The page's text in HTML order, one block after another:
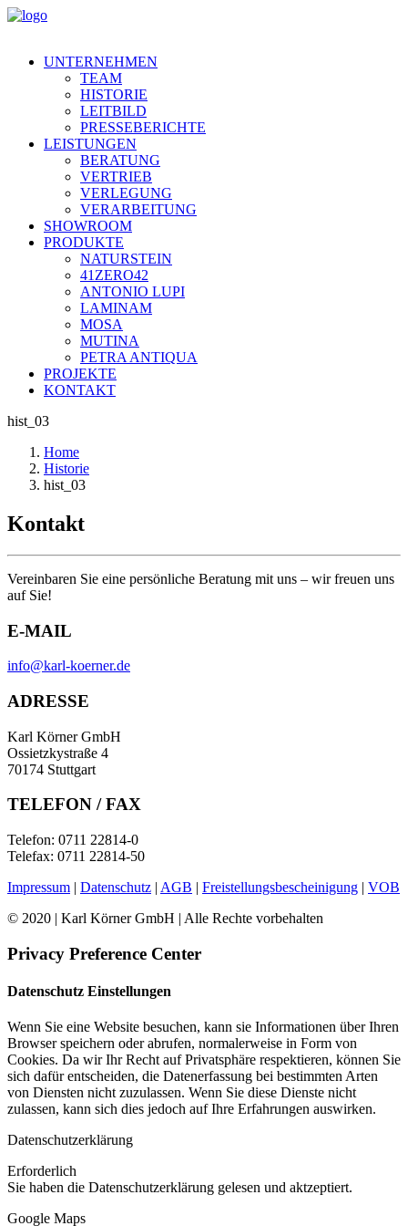
UNTERNEHMEN
TEAM
HISTORIE
LEITBILD
PRESSEBERICHTE
LEISTUNGEN
BERATUNG
VERTRIEB
VERLEGUNG
VERARBEITUNG
SHOWROOM
PRODUKTE
NATURSTEIN
41ZERO42
ANTONIO LUPI
LAMINAM
MOSA
MUTINA
PETRA ANTIQUA
PROJEKTE
KONTAKT
hist_03
Home
Historie
hist_03
Kontakt
Vereinbaren Sie eine persönliche Beratung mit uns – wir freuen uns
auf Sie!
E-MAIL
info@karl-koerner.de
ADRESSE
Karl Körner GmbH
Ossietzkystraße 4
70174 Stuttgart
TELEFON / FAX
Telefon: 0711 22814-0
Telefax: 0711 22814-50
Impressum | Datenschutz | AGB | Freistellungsbescheinigung | VOB
© 2020 | Karl Körner GmbH | Alle Rechte vorbehalten
Privacy Preference Center
Datenschutz Einstellungen
Wenn Sie eine Website besuchen, kann sie Informationen über Ihren
Browser speichern oder abrufen, normalerweise in Form von
Cookies. Da wir Ihr Recht auf Privatsphäre respektieren, können Sie
sich dafür entscheiden, die Datenerfassung bei bestimmten Arten
von Diensten nicht zuzulassen. Wenn Sie diese Dienste nicht
zulassen, kann sich dies jedoch auf Ihre Erfahrungen auswirken.
Datenschutzerklärung
Erforderlich
Sie haben die Datenschutzerklärung gelesen und aktzeptiert.
Google Maps